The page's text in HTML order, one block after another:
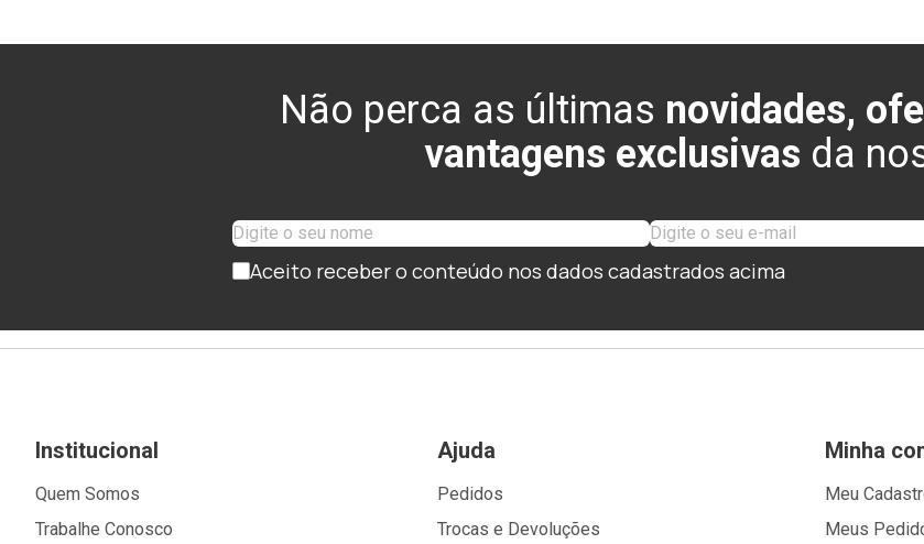
Não perca as últimas novidades,
vantagens exclusivas da
Aceito receber o conteúdo nos dados cadastrados acima
Institucional
Quem Somos
Trabalhe Conosco
Ajuda
Pedidos
Trocas e Devoluções
Minha
Meu
Meus